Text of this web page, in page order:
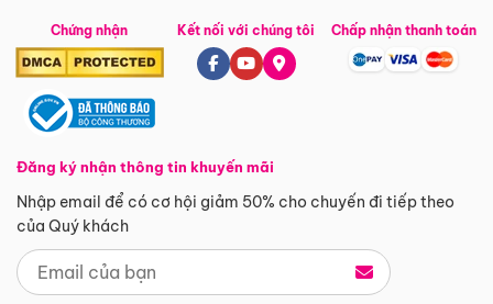
Chứng nhận
Đăng ký nhận thông tin khuyến mãi
Nhập email để có cơ hội giảm 50% cho chuyến đi tiếp theo
của Quý khách
Kết nối với chúng tôi Chấp nhận thanh toán